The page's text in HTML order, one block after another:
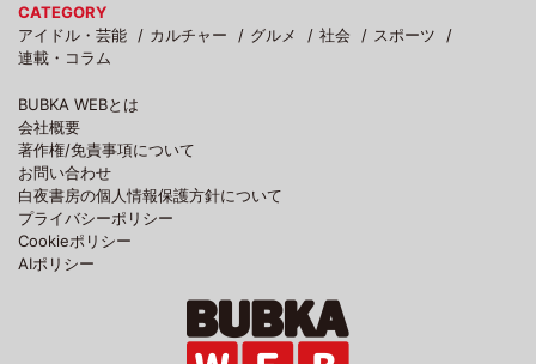
CATEGORY
アイドル・芸能
カルチャー グルメ 社会
スポーツ
連載・コラム
BUBKA WEBとは
会社概要
著作権/免責事項について
お問い合わせ
白夜書房の個人情報保護方針について
プライバシーポリシー
Cookieポリシー
AIポリシー